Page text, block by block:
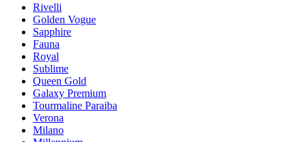
Rivelli
Golden Vogue
Sapphire
Fauna
Royal
Sublime
Queen Gold
Galaxy Premium
Tourmaline Paraiba
Verona
Milano